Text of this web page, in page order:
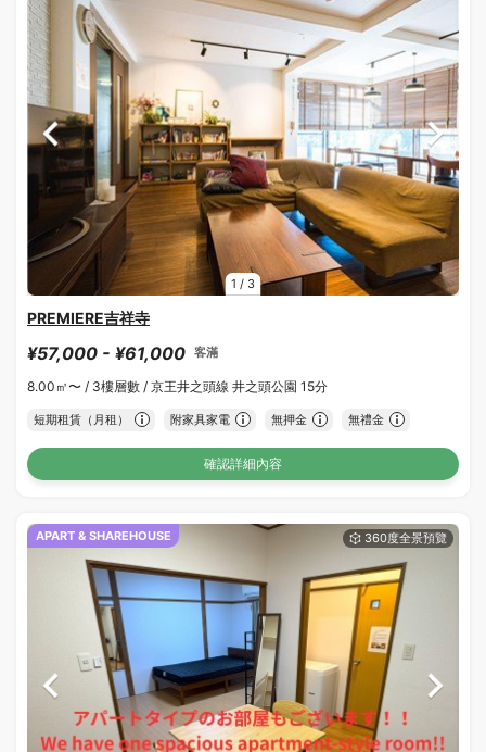
1 / 3
PREMIERE吉祥寺
¥57,000 - ¥61,000 客滿
8.00㎡〜 / 3樓層數 / 京王井之頭線 井之頭公園 15分
短期租賃（月租） 附家具家電 無押金 無禮金
確認詳細內容
APART & SHAREHOUSE